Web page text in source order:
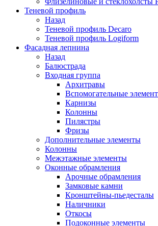
Теневой профиль
Назад
Теневой профиль Decaro
Теневой профиль Logiform
Фасадная лепнина
Назад
Балюстрада
Входная группа
Архитравы
Вспомогательные
Карнизы
Колонны
Пилястры
Фризы
Дополнительные элементы
Колонны
Межэтажные элементы
Оконные обрамления
Арочные обрамления
Замковые камни
Кронштейны-пьедесталы
Наличники
Откосы
Подоконные элементы